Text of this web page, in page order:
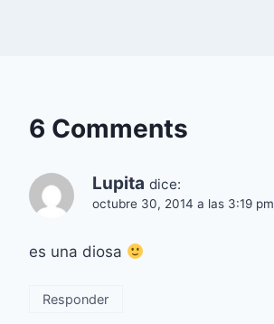
6 Comments
Lupita dice:
octubre 30, 2014 a las 3:19 pm
es una diosa
Responder